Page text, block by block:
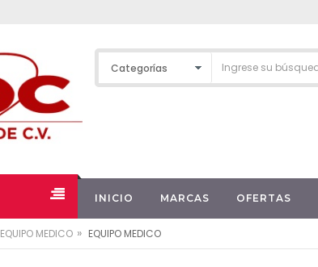
INICIO MARCAS OFERTAS
EQUIPO MEDICO » EQUIPO MEDICO